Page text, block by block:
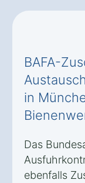
BAFA-
in
Das
ebenfalls